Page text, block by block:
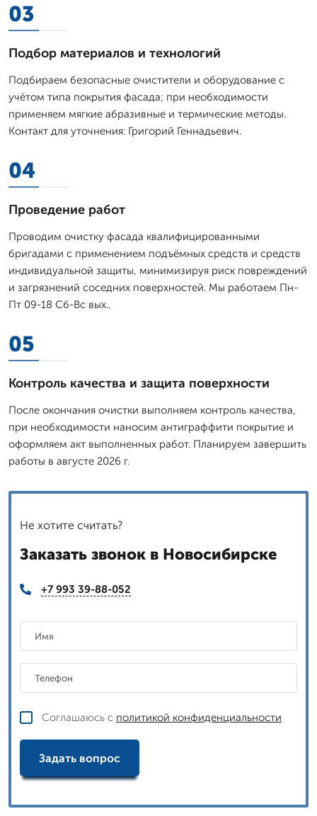
03
Подбор материалов и технологий
Подбираем безопасные очистители и оборудование с
учётом типа покрытия фасада; при необходимости
применяем мягкие абразивные и термические методы.
Контакт для уточнения: Григорий Геннадьевич.
04
Проведение работ
Проводим очистку фасада квалифицированными
бригадами с применением подъёмных средств и средств
индивидуальной защиты, минимизируя риск повреждений
и загрязнений соседних поверхностей. Мы работаем Пн-
Пт 09-18 Сб-Вс вых..
05
Контроль качества и защита поверхности
После окончания очистки выполняем контроль качества,
при необходимости наносим антиграффити покрытие и
оформляем акт выполненных работ. Планируем завершить
работы в августе 2026 г.
Не хотите считать?
Заказать звонок в Новосибирске
+7 993 39-88-052
Соглашаюсь с политикой конфиденциальности
Задать вопрос